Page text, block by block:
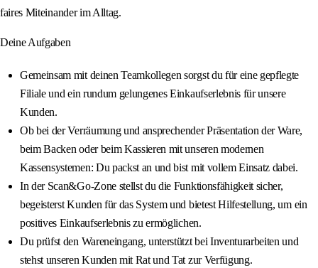
faires Miteinander im Alltag.
Deine Aufgaben
Gemeinsam mit deinen Teamkollegen sorgst du für eine gepflegte
Filiale und ein rundum gelungenes Einkaufserlebnis für unsere
Kunden.
Ob bei der Verräumung und ansprechender Präsentation der Ware,
beim Backen oder beim Kassieren mit unseren modernen
Kassensystemen: Du packst an und bist mit vollem Einsatz dabei.
In der Scan&Go-Zone stellst du die Funktionsfähigkeit sicher,
begeisterst Kunden für das System und bietest Hilfestellung, um ein
positives Einkaufserlebnis zu ermöglichen.
Du prüfst den Wareneingang, unterstützt bei Inventurarbeiten und
stehst unseren Kunden mit Rat und Tat zur Verfügung.